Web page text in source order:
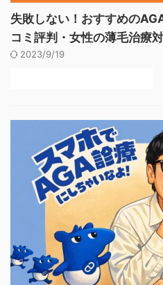
失敗しない！おすすめの
コミ評判・女性の薄毛治療対
2023/9/19